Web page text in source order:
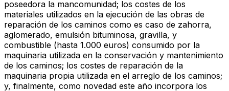
poseedora la mancomunidad; los costes de los
materiales utilizados en la ejecución de las obras de
reparación de los caminos como es caso de zahorra,
aglomerado, emulsión bituminosa, gravilla, y
combustible (hasta 1.000 euros) consumido por la
maquinaria utilizada en la conservación y mantenimiento
de los caminos; los costes de reparación de la
maquinaria propia utilizada en el arreglo de los caminos;
y, finalmente, como novedad este año incorpora los